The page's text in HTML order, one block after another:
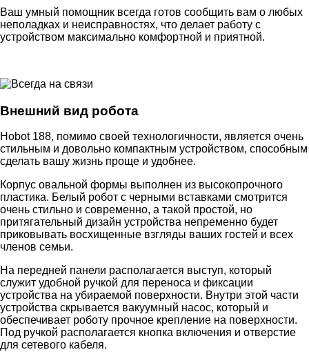
Ваш умный помощник всегда готов сообщить вам о любых
неполадках и неисправностях, что делает работу с
устройством максимально комфортной и приятной.
Внешний вид робота
Hobot 188, помимо своей технологичности, является очень
стильным и довольно компактным устройством, способным
сделать вашу жизнь проще и удобнее.
Корпус овальной формы выполнен из высокопрочного
пластика. Белый робот с черными вставками смотрится
очень стильно и современно, а такой простой, но
притягательный дизайн устройства непременно будет
приковывать восхищенные взгляды ваших гостей и всех
членов семьи.
На передней панели располагается выступ, который
служит удобной ручкой для переноса и фиксации
устройства на убираемой поверхности. Внутри этой части
устройства скрывается вакуумный насос, который и
обеспечивает роботу прочное крепление на поверхности.
Под ручкой располагается кнопка включения и отверстие
для сетевого кабеля.